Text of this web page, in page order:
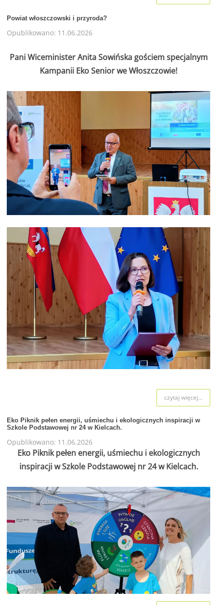
Powiat włoszczowski i przyroda?
Opublikowano: 11.06.2026
Pani Wiceminister Anita Sowińska gościem specjalnym
Kampanii Eko Senior we Włoszczowie!
czytaj więcej...
Eko Piknik pełen energii, uśmiechu i ekologicznych inspiracji w
Szkole Podstawowej nr 24 w Kielcach.
Opublikowano: 11.06.2026
Eko Piknik pełen energii, uśmiechu i ekologicznych
inspiracji w Szkole Podstawowej nr 24 w Kielcach.